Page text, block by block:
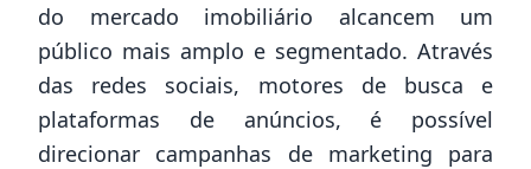
do mercado imobiliário alcancem um
público mais amplo e segmentado. Através
das redes sociais, motores de busca e
plataformas de anúncios, é possível
direcionar campanhas de marketing para